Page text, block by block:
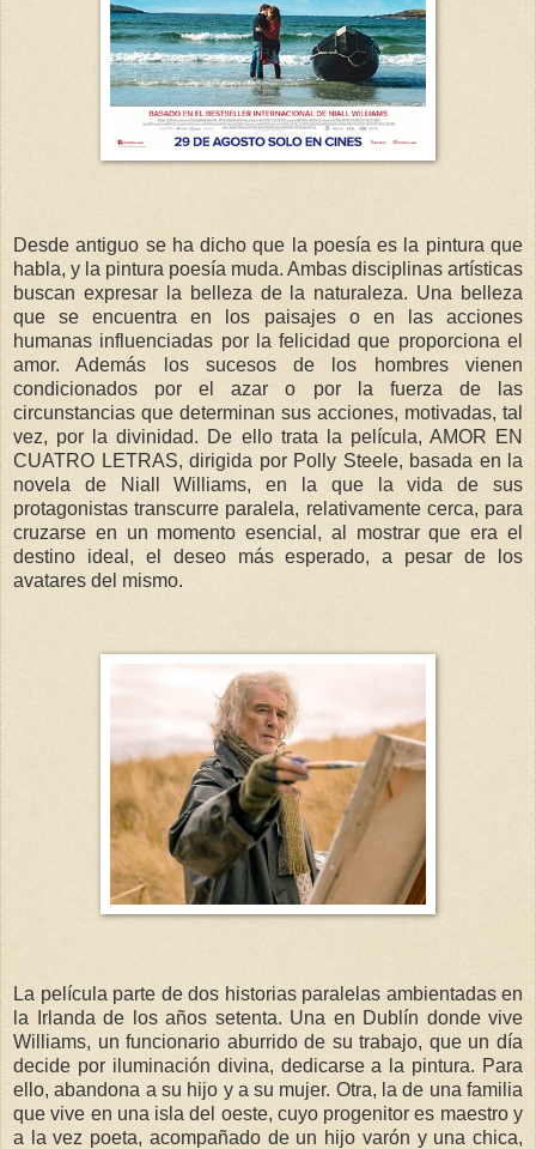
Desde antiguo se ha dicho que la poesía es la pintura que
habla, y la pintura poesía muda. Ambas disciplinas artísticas
buscan expresar la belleza de la naturaleza. Una belleza
que se encuentra en los paisajes o en las acciones
humanas influenciadas por la felicidad que proporciona el
amor. Además los sucesos de los hombres vienen
condicionados por el azar o por la fuerza de las
circunstancias que determinan sus acciones, motivadas, tal
vez, por la divinidad. De ello trata la película, AMOR EN
CUATRO LETRAS, dirigida por Polly Steele, basada en la
novela de Niall Williams, en la que la vida de sus
protagonistas transcurre paralela, relativamente cerca, para
cruzarse en un momento esencial, al mostrar que era el
destino ideal, el deseo más esperado, a pesar de los
avatares del mismo.
La película parte de dos historias paralelas ambientadas en
la Irlanda de los años setenta. Una en Dublín donde vive
Williams, un funcionario aburrido de su trabajo, que un día
decide por iluminación divina, dedicarse a la pintura. Para
ello, abandona a su hijo y a su mujer. Otra, la de una familia
que vive en una isla del oeste, cuyo progenitor es maestro y
a la vez poeta, acompañado de un hijo varón y una chica,